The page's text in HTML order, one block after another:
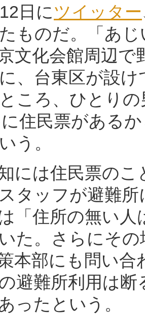
日にツイッター
ものだ。「あ
文化会館周辺
、台東区が設
ころ、ひとり
住民票がある
う。
には住民票のこ
タッフが避難
「住所の無い
た。さらにそ
本部にも問い合
避難所利用は
ったという。